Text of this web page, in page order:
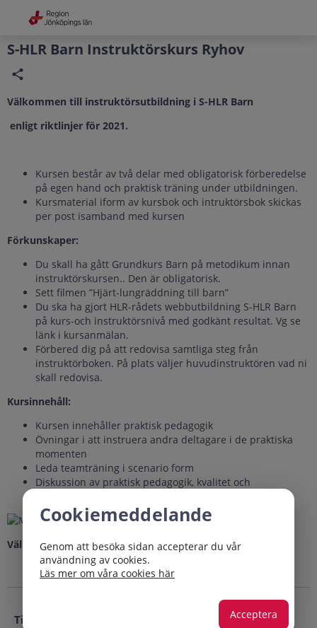
Grade
Portal
S-HLR Barn Instruktörskurs Ryhov
Välkommen till instruktörsutbildning i S-HLR Barn
enligt riktlinjer för 2021.
Kursen består av två delar med obligatorisk förberedelse
på egen hand och praktisk träning under utbildningen.
Kursmaterial iform av kursbok och intruktörsbok skickas
per post isamband med kursen
Förkunskaper:
Du skall ha gått Grundkurs Barn på metodikum innan
instruktörskursen.. Den är obligatorisk.
Sett filmen ”Hjärt-lungräddning till barn”
Du ska ha gjort HLR-rådets webbutbildning S-HLR Barn
på kurs-och instruktörsnivå med godkänt resultat. Vg se
länk i kursanmälan.
Förbered dig på att redovisa samtliga steg från
instruktörboken. På plats väljer huvudinstruktören vad ni
skall redovisa.
Kursinnehåll:
Kursen innehåller praktisk pedagogik
Övningar i att instruera andra deltagare i de praktiska
momenten
Leda teamträning i scenario form
Diskussion av praktisk pedagogik, kvalitet och
Välkommen!
Tillfällen
Cookiemeddelande
Genom att besöka sidan accepterar du vår
användning av cookies.
Läs mer om våra cookies här
Acceptera